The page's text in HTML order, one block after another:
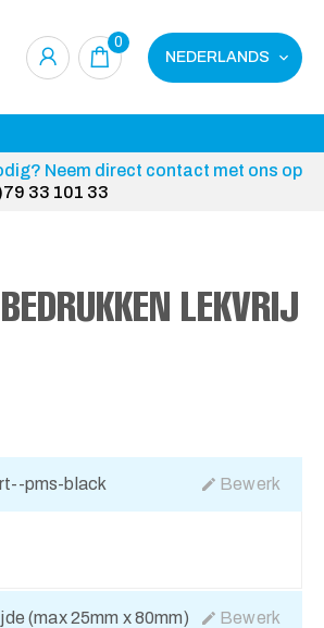
0
NEDERLANDS
Neem direct contact met ons op
33 101 33
LEKVRIJ
pms-black Bewerk
(max 25mm x 80mm) Bewerk